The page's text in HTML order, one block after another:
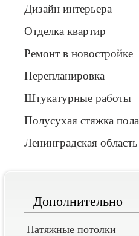
Вперед
Дизайн интерьера
Отделка квартир
Ремонт в новостройке
Перепланировка
Штукатурные работы
Полусухая стяжка пола
Ленинградская область
Дополнительно
Натяжные потолки